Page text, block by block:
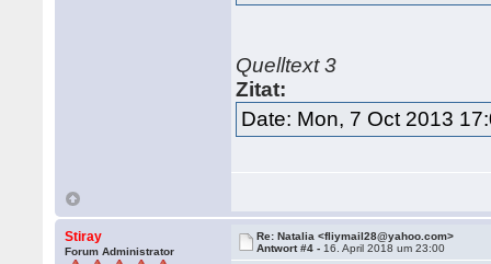
Quelltext 3
Zitat:
Date: Mon, 7 Oct 2013
Stiray
Forum Administrator
Re: Natalia <fliymail28@yahoo.com>
Antwort #4 - 16. April 2018 um 23:00